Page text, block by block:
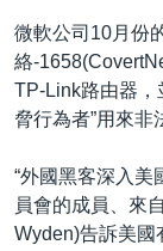
微軟公司10月份
絡-
TP-Link路由器，
脅行為者”用來非
“外國黑客深入美
員會的成員、來
Wyden)告訴美國